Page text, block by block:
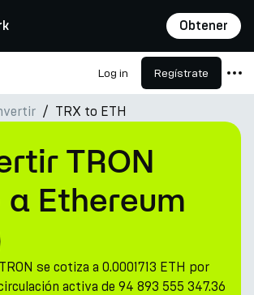
Obtener
Log in Regístrate
TRX to ETH
TRON
a Ethereum
se cotiza a 0.0001713 ETH por
activa de 94 893 555 347.36